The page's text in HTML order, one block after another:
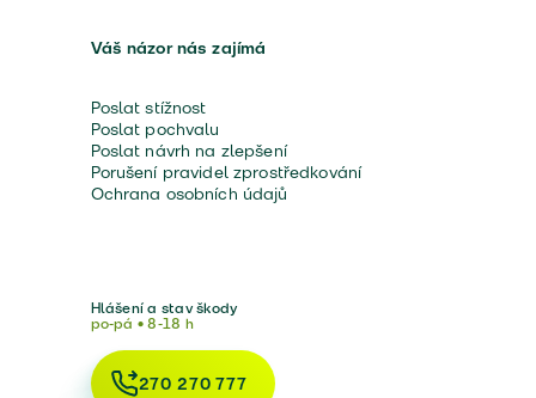
Váš názor nás zajímá
Poslat stížnost
Poslat pochvalu
Poslat návrh na zlepšení
Porušení pravidel zprostředkování
Ochrana osobních údajů
Hlášení a stav škody
po-pá • 8-18 h
270 270 777